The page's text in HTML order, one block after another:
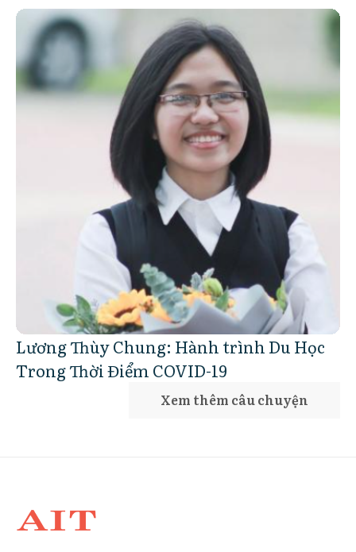
Lương Thùy Chung: Hành trình Du Học
Trong Thời Điểm COVID-19
Xem thêm câu chuyện